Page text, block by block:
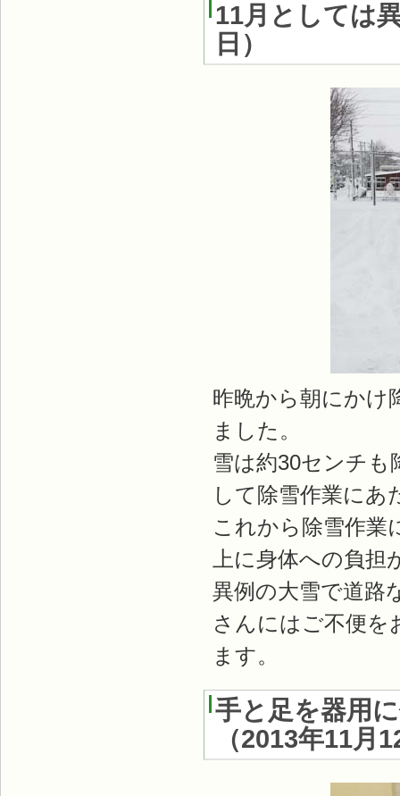
11月としては
日 ）
昨晩から朝にかけ
ました。
雪は約30センチも
して除雪作業にあ
これから除雪作業
上に身体への負
異例の大雪で道路
さんにはご不便を
ます。
手と足を器用
（2013年11月